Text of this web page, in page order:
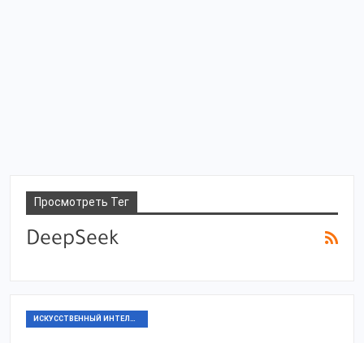
Просмотреть Тег
DeepSeek